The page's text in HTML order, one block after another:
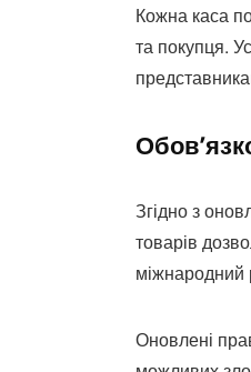
Кожна каса
та покупця.
Згідно з
товарів
міжнародний
Оновлені